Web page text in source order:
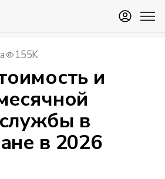
155K
и
в
в 2026